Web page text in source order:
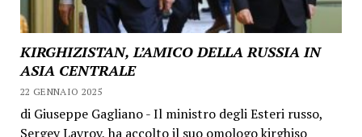
KIRGHIZISTAN, L’AMICO DELLA RUSSIA IN
ASIA CENTRALE
22 GENNAIO 2025
di Giuseppe Gagliano - Il ministro degli Esteri russo,
Sergey Lavrov, ha accolto il suo omologo kirghiso